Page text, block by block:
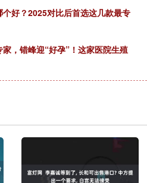
好？2025对比后首选这几款最专
，错峰迎“好孕”！这家医院生殖